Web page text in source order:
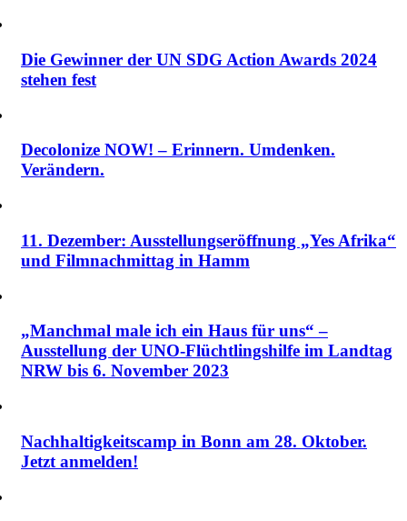
Die Gewinner der UN SDG Action Awards 2024
stehen fest
Decolonize NOW! – Erinnern. Umdenken.
Verändern.
11. Dezember: Ausstellungseröffnung „Yes Afrika“
und Filmnachmittag in Hamm
„Manchmal male ich ein Haus für uns“ –
Ausstellung der UNO-Flüchtlingshilfe im Landtag
NRW bis 6. November 2023
Nachhaltigkeitscamp in Bonn am 28. Oktober.
Jetzt anmelden!